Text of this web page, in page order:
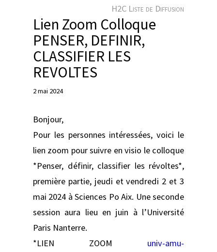
H2C Liste de Diffusion
Lien Zoom Colloque
PENSER, DEFINIR,
CLASSIFIER LES
REVOLTES
2 mai 2024
Bonjour,
Pour les personnes intéressées, voici le
lien zoom pour suivre en visio le colloque
*Penser, définir, classifier les révoltes*,
première partie, jeudi et vendredi 2 et 3
mai 2024 à Sciences Po Aix. Une seconde
session aura lieu en juin à l’Université
Paris Nanterre.
*LIEN ZOOM univ-amu-